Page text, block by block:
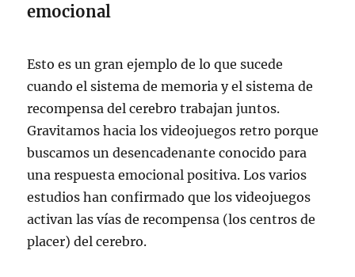
emocional
Esto es un gran ejemplo de lo que sucede
cuando el sistema de memoria y el sistema de
recompensa del cerebro trabajan juntos.
Gravitamos hacia los videojuegos retro porque
buscamos un desencadenante conocido para
una respuesta emocional positiva. Los varios
estudios han confirmado que los videojuegos
activan las vías de recompensa (los centros de
placer) del cerebro.